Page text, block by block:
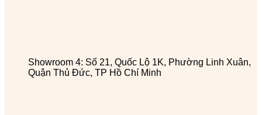
Showroom 4: Số 21, Quốc Lộ 1K, Phường Linh Xuân,
Quận Thủ Đức, TP Hồ Chí Minh